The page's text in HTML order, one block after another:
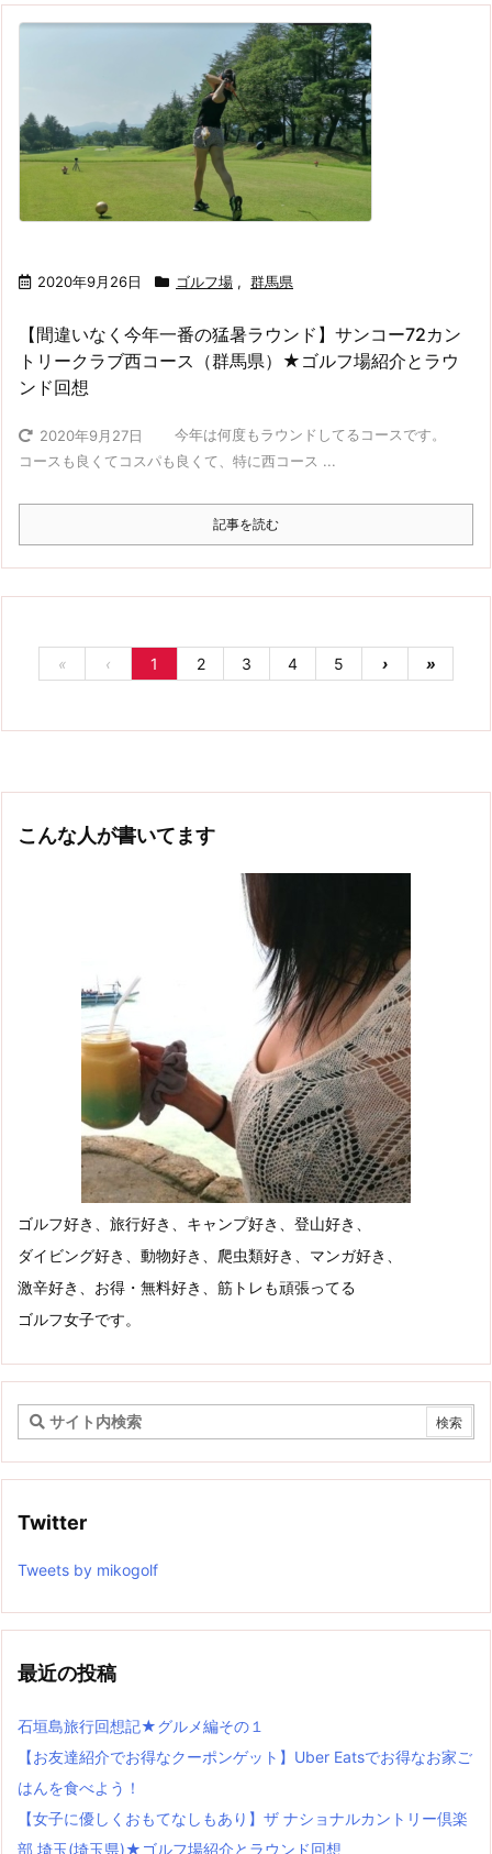
2020年9月26日 ゴルフ場 , 群馬県
【間違いなく今年一番の猛暑ラウンド】サンコー72カン
トリークラブ西コース（群馬県）★ゴルフ場紹介とラウ
ンド回想
2020年9月27日
今年は何度もラウンドしてるコースです。
コースも良くてコスパも良くて、特に西コース ...
記事を読む
« ‹ 1 2 3 4 5 › »
こんな人が書いてます
ゴルフ好き、旅行好き、キャンプ好き、登山好き、
ダイビング好き、動物好き、爬虫類好き、マンガ好き、
激辛好き、お得・無料好き、筋トレも頑張ってる
ゴルフ女子です。
Twitter
Tweets by mikogolf
最近の投稿
石垣島旅行回想記★グルメ編その１
【お友達紹介でお得なクーポンゲット】Uber Eatsでお得なお家ご
はんを食べよう！
【女子に優しくおもてなしもあり】ザ ナショナルカントリー倶楽
部 埼玉(埼玉県)★ゴルフ場紹介とラウンド回想